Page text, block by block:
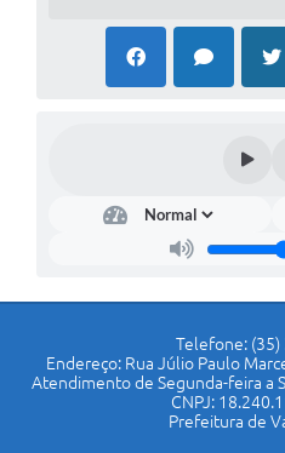
Telefone:
Endereço: Rua Júlio Paulo
Atendimento de Segunda-feira a
CNPJ:
Prefeitura de